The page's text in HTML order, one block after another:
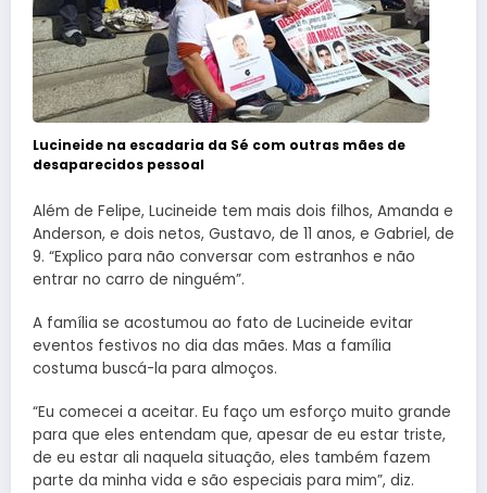
Lucineide na escadaria da Sé com outras mães de
desaparecidos pessoal
Além de Felipe, Lucineide tem mais dois filhos, Amanda e
Anderson, e dois netos, Gustavo, de 11 anos, e Gabriel, de
9. “Explico para não conversar com estranhos e não
entrar no carro de ninguém”.
A família se acostumou ao fato de Lucineide evitar
eventos festivos no dia das mães. Mas a família
costuma buscá-la para almoços.
“Eu comecei a aceitar. Eu faço um esforço muito grande
para que eles entendam que, apesar de eu estar triste,
de eu estar ali naquela situação, eles também fazem
parte da minha vida e são especiais para mim”, diz.